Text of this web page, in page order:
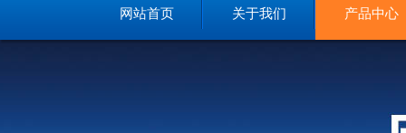
网站首页 关于我们 产品中心